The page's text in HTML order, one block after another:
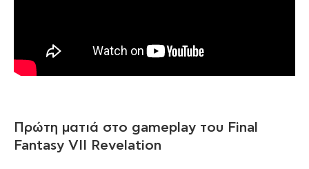
Πρώτη ματιά στο gameplay του Final
Fantasy VII Revelation